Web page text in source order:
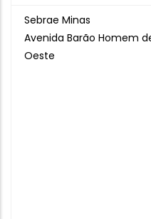
Sebrae Minas
Avenida Barão Homem
Oeste